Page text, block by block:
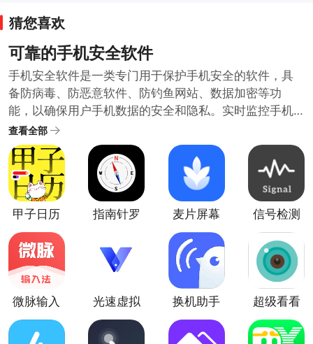
猜您喜欢
可靠的手机安全软件
手机安全软件是一类专门用于保护手机安全的软件，具
备防病毒、防恶意软件、防钓鱼网站、数据加密等功
能，以确保用户手机数据的安全和隐私。实时监控手机
的运行状态，及时发现并清除病毒、木马等恶意程序，
保障手机的正常运行和用户数据的安全。对手机网络和
应用程序进行实时监控和拦截，防止恶意程序的入侵和
数据的泄露。手机安全软件有效地提高了手机的防病毒
和安全能力，保护了用户的隐私和数据安全。可靠的手
机安全软件有哪些?小编在这推荐了几款，用户可以非常
轻松的使用他们管理手机，杜绝恶意软件，减少手机安
全风险。
查看全部
甲子日历
app
指南针罗
麦片屏幕
翻译app
信号检测
仪app
微脉输入
法
光速虚拟
机官方版
换机助手
超级看看
app